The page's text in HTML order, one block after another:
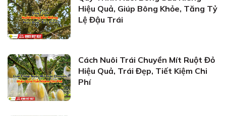
Hiệu Quả, Giúp Bông Khỏe, Tăng Tỷ
Lệ Đậu Trái
Cách Nuôi Trái Chuyền Mít Ruột Đỏ
Hiệu Quả, Trái Đẹp, Tiết Kiệm Chi
Phí